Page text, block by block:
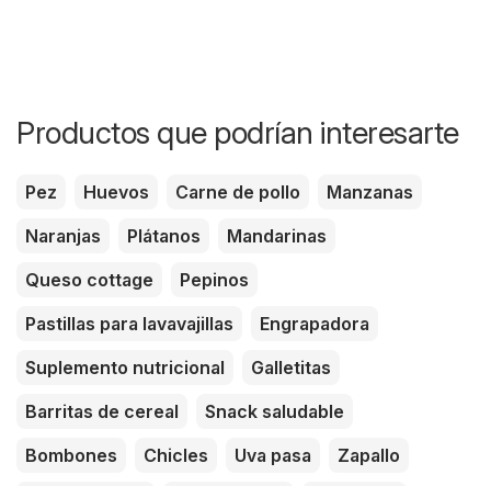
Productos que podrían interesarte
Pez Huevos Carne de pollo
Manzanas
Naranjas
Plátanos
Mandarinas
Queso cottage
Pepinos
Pastillas para lavavajillas
Engrapadora
Suplemento nutricional
Galletitas
Barritas de cereal
Snack saludable
Bombones
Chicles Uva pasa
Zapallo